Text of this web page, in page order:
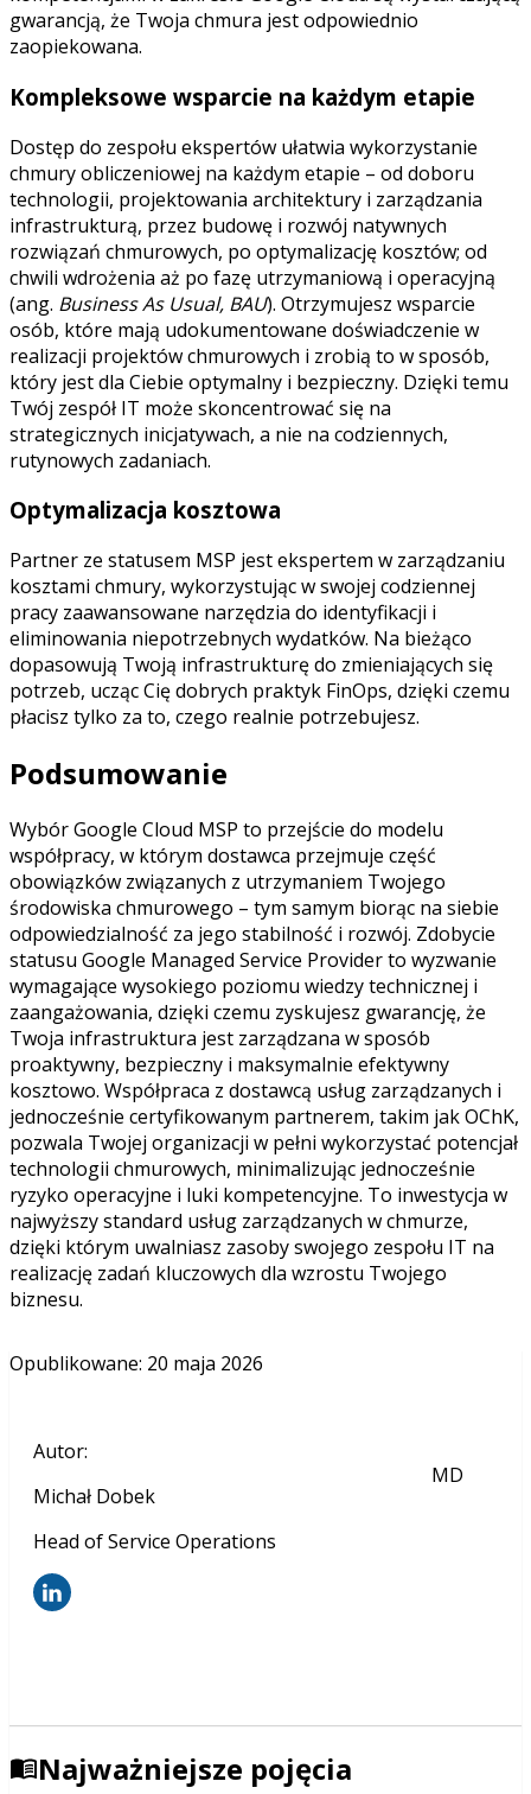
gwarancją, że Twoja chmura jest odpowiednio
zaopiekowana.
Kompleksowe wsparcie na każdym etapie
Dostęp do zespołu ekspertów ułatwia wykorzystanie
chmury obliczeniowej na każdym etapie – od doboru
technologii, projektowania architektury i zarządzania
infrastrukturą, przez budowę i rozwój natywnych
rozwiązań chmurowych, po optymalizację kosztów; od
chwili wdrożenia aż po fazę utrzymaniową i operacyjną
(ang. Business As Usual, BAU). Otrzymujesz wsparcie
osób, które mają udokumentowane doświadczenie w
realizacji projektów chmurowych i zrobią to w sposób,
który jest dla Ciebie optymalny i bezpieczny. Dzięki temu
Twój zespół IT może skoncentrować się na
strategicznych inicjatywach, a nie na codziennych,
rutynowych zadaniach.
Optymalizacja kosztowa
Partner ze statusem MSP jest ekspertem w zarządzaniu
kosztami chmury, wykorzystując w swojej codziennej
pracy zaawansowane narzędzia do identyfikacji i
eliminowania niepotrzebnych wydatków. Na bieżąco
dopasowują Twoją infrastrukturę do zmieniających się
potrzeb, ucząc Cię dobrych praktyk FinOps, dzięki czemu
płacisz tylko za to, czego realnie potrzebujesz.
Podsumowanie
Wybór Google Cloud MSP to przejście do modelu
współpracy, w którym dostawca przejmuje część
obowiązków związanych z utrzymaniem Twojego
środowiska chmurowego – tym samym biorąc na siebie
odpowiedzialność za jego stabilność i rozwój. Zdobycie
statusu Google Managed Service Provider to wyzwanie
wymagające wysokiego poziomu wiedzy technicznej i
zaangażowania, dzięki czemu zyskujesz gwarancję, że
Twoja infrastruktura jest zarządzana w sposób
proaktywny, bezpieczny i maksymalnie efektywny
kosztowo. Współpraca z dostawcą usług zarządzanych i
jednocześnie certyfikowanym partnerem, takim jak OChK,
pozwala Twojej organizacji w pełni wykorzystać potencjał
technologii chmurowych, minimalizując jednocześnie
ryzyko operacyjne i luki kompetencyjne. To inwestycja w
najwyższy standard usług zarządzanych w chmurze,
dzięki którym uwalniasz zasoby swojego zespołu IT na
realizację zadań kluczowych dla wzrostu Twojego
biznesu.
Opublikowane: 20 maja 2026
Autor:
Michał Dobek
Head of Service Operations
MD
Najważniejsze pojęcia